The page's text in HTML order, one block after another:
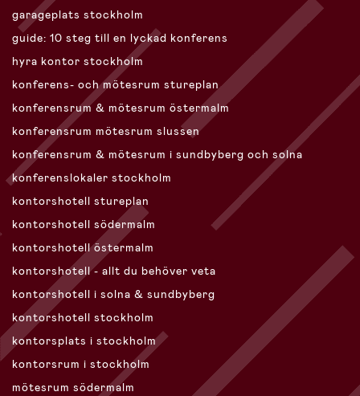
garageplats stockholm
guide: 10 steg till en lyckad konferens
hyra kontor stockholm
konferens- och mötesrum stureplan
konferensrum & mötesrum östermalm
konferensrum mötesrum slussen
konferensrum & mötesrum i sundbyberg och solna
konferenslokaler stockholm
kontorshotell stureplan
kontorshotell södermalm
kontorshotell östermalm
kontorshotell - allt du behöver veta
kontorshotell i solna & sundbyberg
kontorshotell stockholm
kontorsplats i stockholm
kontorsrum i stockholm
mötesrum södermalm